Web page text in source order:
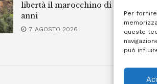
Per
queste
può
libertà il marocchino di 23
anni
7 AGOSTO 2026